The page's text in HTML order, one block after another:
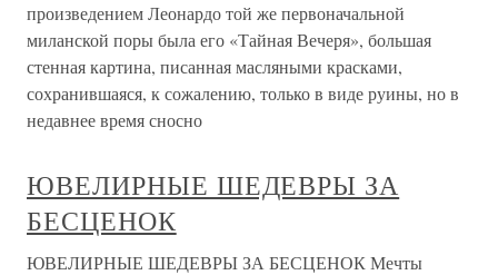
произведением Леонардо той же первоначальной
миланской поры была его «Тайная Вечеря», большая
стенная картина, писанная масляными красками,
сохранившаяся, к сожалению, только в виде руины, но в
недавнее время сносно
ЮВЕЛИРНЫЕ ШЕДЕВРЫ ЗА
БЕСЦЕНОК
ЮВЕЛИРНЫЕ ШЕДЕВРЫ ЗА БЕСЦЕНОК Мечты